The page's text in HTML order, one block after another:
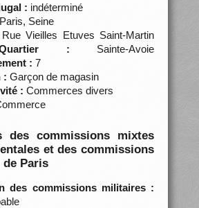
: indéterminé
Paris, Seine
Rue Vieilles Etuves Saint-Martin
: Sainte-Avoie
: 7
: Garçon de magasin
: Commerces divers
des commissions mixtes
et des commissions
Paris
des commissions militaires :